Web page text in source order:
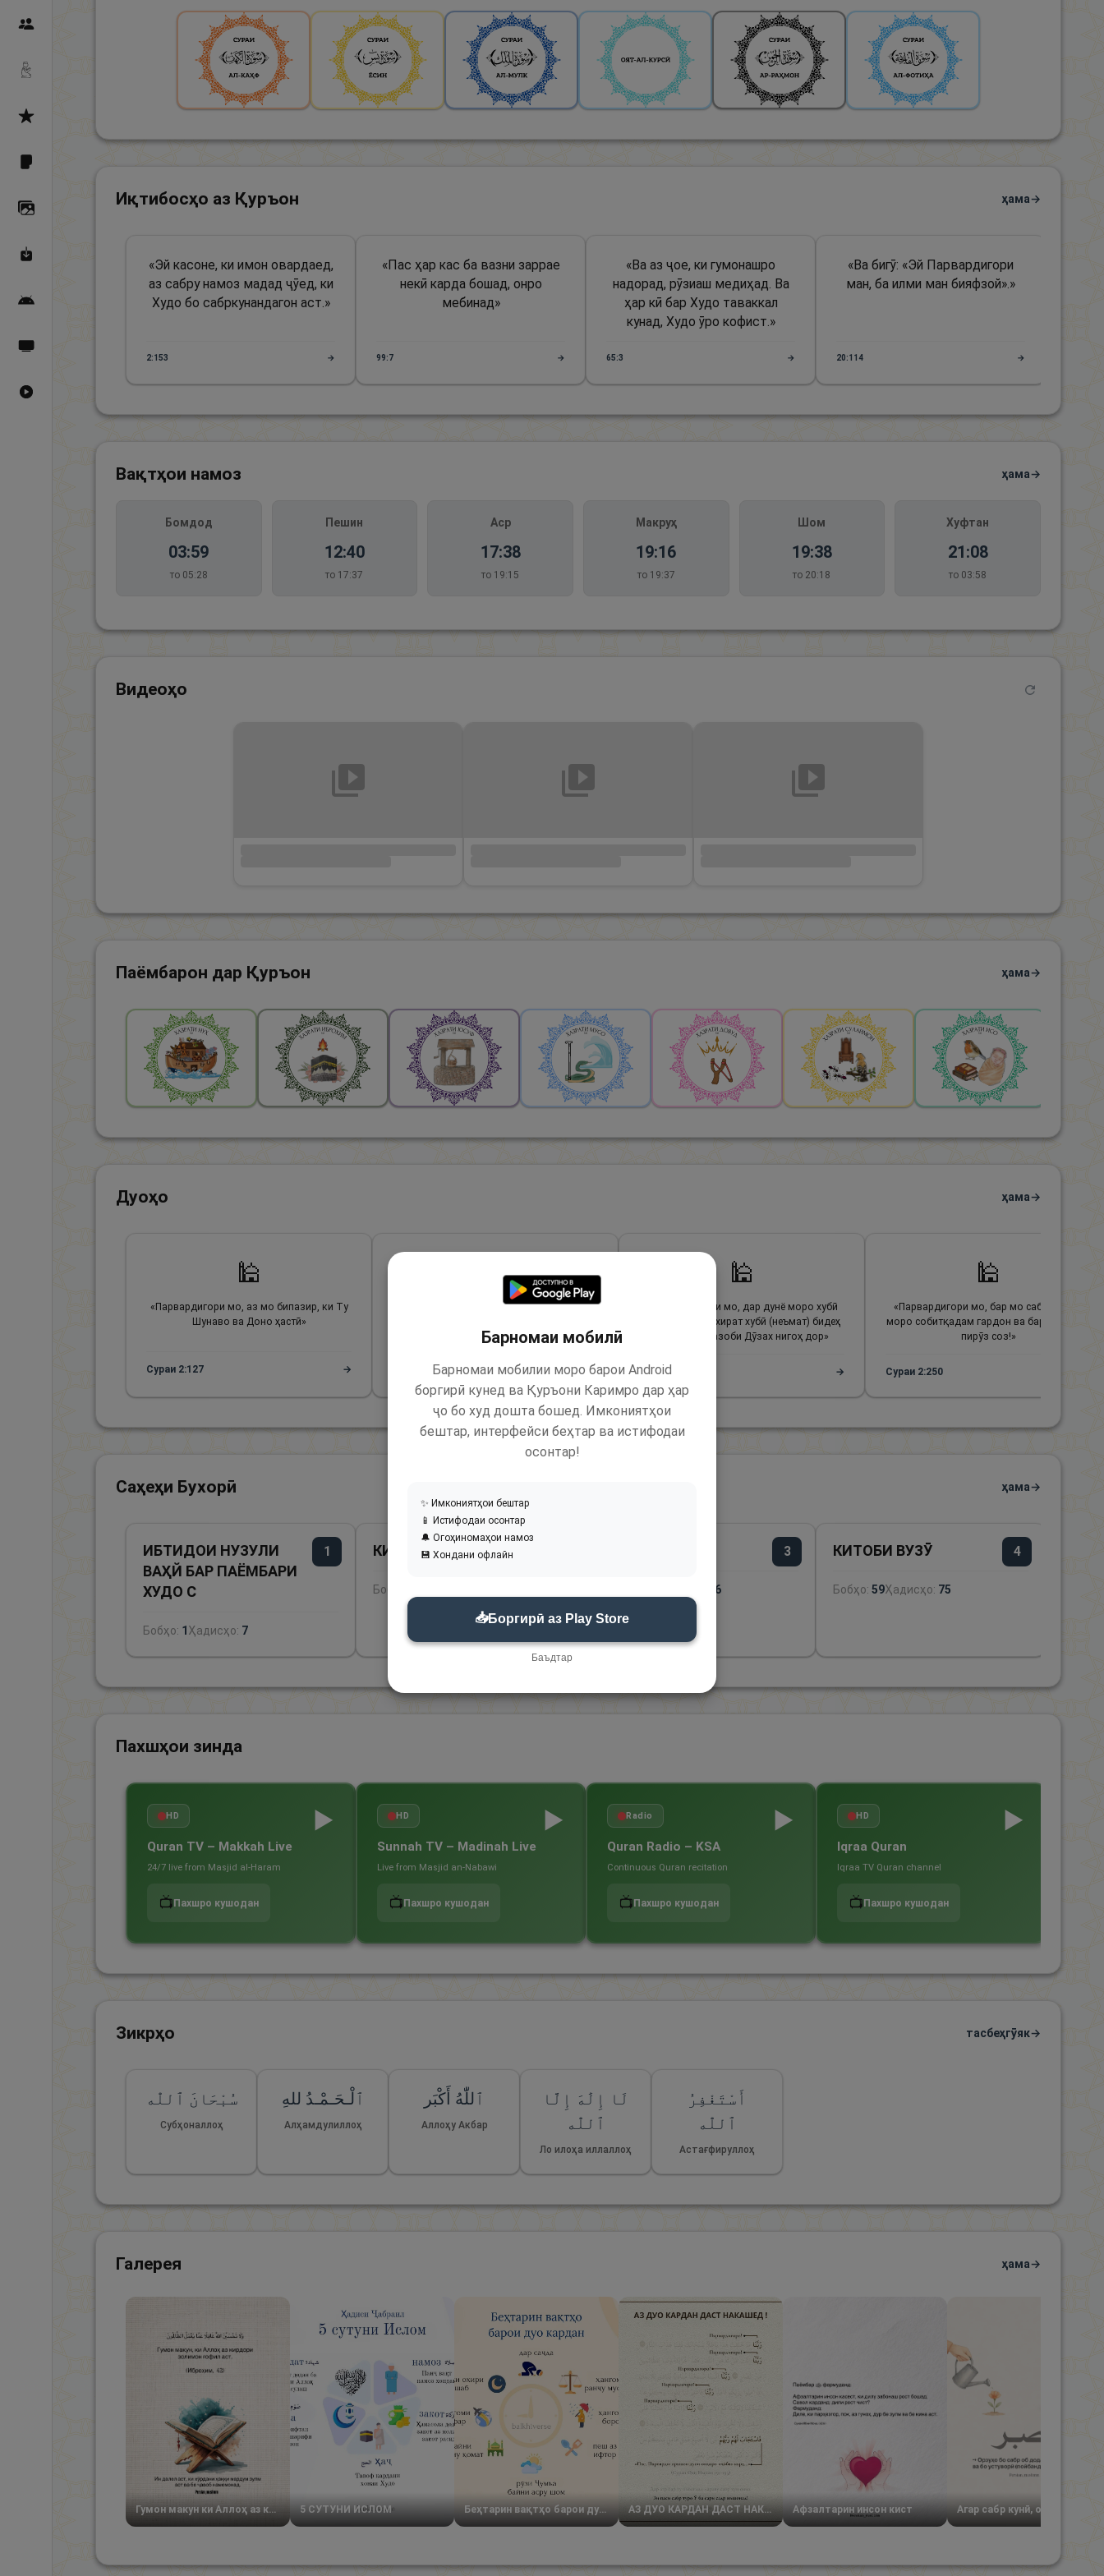
Дуоҳо
Асмоул Ҳусно
Фарзи айн
Барномаи мобилӣ
Иқтибосҳо аз Қуръон ҳама→
«Эй касоне, ки имон овардаед,
аз сабру намоз мадад ҷӯед, ки
Худо бо сабркунандагон аст.»
2:153 →
«Пас ҳар кас ба вазни заррае
некӣ карда бошад, онро
мебинад»
99:7 →
«Ва аз ҷое, ки гумонашро
надорад, рӯзиаш медиҳад. Ва
ҳар кӣ бар Худо таваккал
кунад, Худо ӯро кофист.»
65:3 →
«Ва бигӯ: «Эй Парвардигори
ман, ба илми ман бияфзой».»
20:114 →
Вақтҳои намоз ҳама→
Бомдод
03:59
то 05:28
Пешин
12:40
то 17:37
Аср
17:38
то 19:15
Макруҳ
19:16
то 19:37
Шом
19:38
то 20:18
Хуфтан
21:08
то 03:58
Видеоҳо
Паёмбарон дар Қуръон ҳама→
Дуоҳо ҳама→
🕌
« Парвардигори мо, аз мо бипазир, ки Ту
Шунаво ва Доно ҳастӣ»
Сураи 2:127 →
🕌
Парвардигори мо, моро фармонбардори
фармонбардори хеш гардон ва тариқаи
бипазир, ки ту тавбапазиранда ва
128 →
🕌
Парвардигори мо, дар дунё моро хубӣ
бидеҳ ва дар охират хубӣ (неъмат) бидеҳ
ва моро аз азоби Дӯзах нигоҳ дор»
Сураи →
🕌
« Парвардигори мо, бар мо сабр бидеҳу
моро собитқадам гардон ва бар кофирон
пирӯз соз!»
Сураи 2:250 →
Саҳеҳи Бухорӣ ҳама→
1
ИБТИДОИ НУЗУЛИ
ВАҲЙ БАР ПАЁМБАРИ
ХУДО С
Бобҳо: 1 Ҳадисҳо: 7
КИТОБИ ИМОН
Бобҳо:
3
56
4
КИТОБИ ВУЗӮ
Бобҳо: 59Ҳадисҳо: 75
Пахшҳои зинда
HD ▶
Quran TV – Makkah Live
24/7 live from Masjid al-Haram
📺Пахшро кушодан
HD ▶
Sunnah TV – Madinah Live
Live from Masjid an-Nabawi
📺Пахшро кушодан
Radio ▶
Quran Radio – KSA
Continuous Quran recitation
📺Пахшро кушодан
HD ▶
Iqraa Quran
Iqraa TV Quran channel
📺Пахшро кушодан
Holy
Holy
Зикрҳо тасбеҳгӯяк→
سُبْحَانَ ٱللّٰه
Субҳоналлоҳ
ٱلْـحَـمْـدُ للهِ
Алҳамдулиллоҳ
ٱللّٰهُ أَكْبَر
Аллоҳу Акбар
لَا إِلَٰهَ إِلَّا
ٱللّٰه
Ло илоҳа иллаллоҳ
أَسْتَغْفِرُ
ٱللّٰه
Астағфируллоҳ
Галерея ҳама→
Гумон макун ки Аллоҳ аз кирдори золимон ғофил аст 5 СУТУНИ ИСЛОМ Беҳтарин вақтҳо барои дуо кардан АЗ ДУО КАРДАН ДАСТ НАКАШЕД Афзалтарин инсон кист
Барномаи мобилӣ
Барномаи мобилии моро барои Android
боргирӣ кунед ва Қуръони Каримро дар ҳар
ҷо бо худ дошта бошед. Имкониятҳои
бештар, интерфейси беҳтар ва истифодаи
осонтар!
✨ Имкониятҳои бештар
📱 Истифодаи осонтар
🔔 Огоҳиномаҳои намоз
💾 Хондани офлайн
📥Боргирӣ аз Play Store
Баъдтар